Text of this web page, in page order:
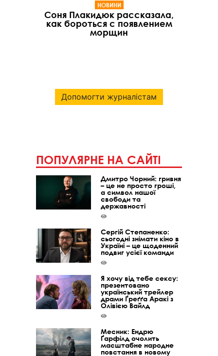
НОВИНИ
Соня Плакидюк рассказала,
как бороться с появлением
морщин
Допомогти журналістам
ПОПУЛЯРНЕ НА САЙТІ
Дмитро Чорний: гривня
– це не просто гроші,
а символ нашої
свободи та
державності
Сергій Степаненко:
сьогодні знімати кіно в
Україні – це щоденний
подвиг усієї команди
Я хочу від тебе сексу:
презентовано
український трейлер
драми Ґреґґа Аракі з
Олівією Вайлд
Месник: Ендрю
Ґарфілд очолить
масштабне народне
повстання в новому